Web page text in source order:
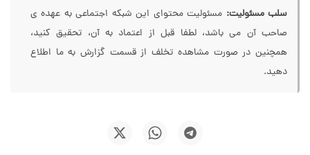
سلب مسئولیت: مسئولیت محتوای این شبکه اجتماعی به عهده ی
صاحب آن می باشد، لطفا قبل از اعتماد به آن، تحقیق کنید،
همچنین در صورت مشاهده تخلف از قسمت گزارش به ما اطلاع
دهید.